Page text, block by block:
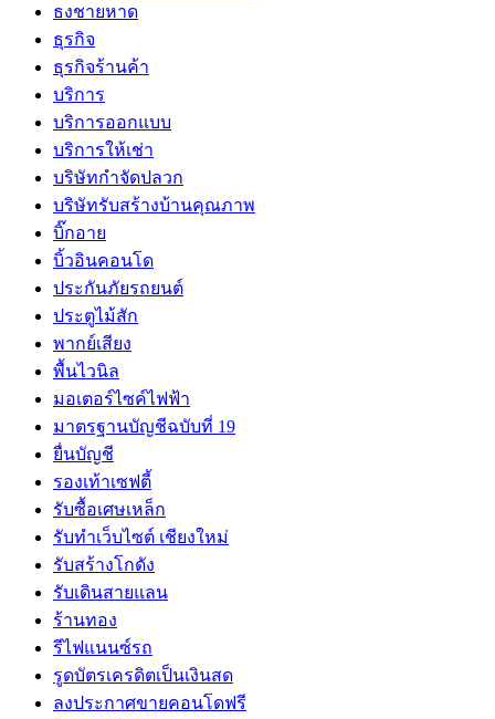
ธงชายหาด
ธุรกิจ
ธุรกิจร้านค้า
บริการ
บริการออกแบบ
บริการให้เช่า
บริษัทกำจัดปลวก
บริษัทรับสร้างบ้านคุณภาพ
บิ๊กอาย
บิ้วอินคอนโด
ประกันภัยรถยนต์
ประตูไม้สัก
พากย์เสียง
พื้นไวนิล
มอเตอร์ไซค์ไฟฟ้า
มาตรฐานบัญชีฉบับที่ 19
ยื่นบัญชี
รองเท้าเซฟตี้
รับซื้อเศษเหล็ก
รับทำเว็บไซต์ เชียงใหม่
รับสร้างโกดัง
รับเดินสายแลน
ร้านทอง
รีไฟแนนซ์รถ
รูดบัตรเครดิตเป็นเงินสด
ลงประกาศขายคอนโดฟรี